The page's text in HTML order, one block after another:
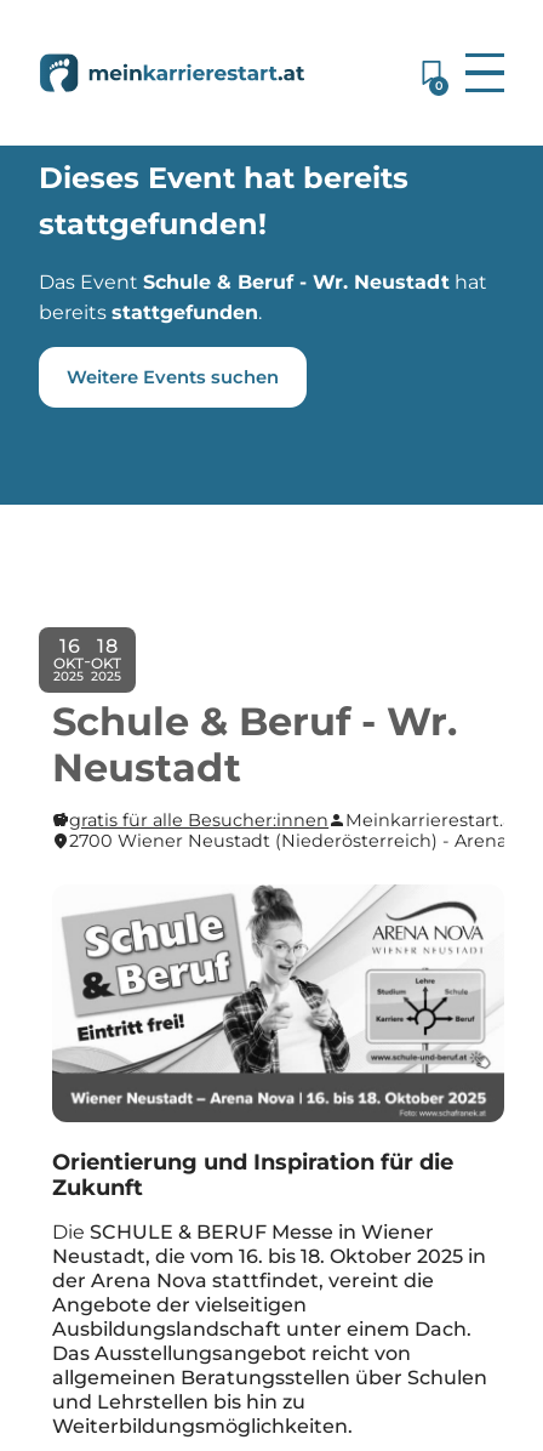
0
Dieses Event hat bereits
stattgefunden!
Das Event Schule & Beruf - Wr. Neustadt hat
bereits stattgefunden.
Weitere Events suchen
16
OKT
2025
-
18
OKT
2025
Schule & Beruf - Wr.
Neustadt
savingsgratis für alle Besucher:innenpersonMeinkarrierestart.at
location_on2700 Wiener Neustadt (Nieder­österreich) - Arena
Orientierung und Inspiration für die
Zukunft
DieSCHULE & BERUF Messe in Wiener
Neustadt, die vom 16. bis 18. Oktober 2025 in
der Arena Nova stattfindet, vereint die
Angebote der vielseitigen
Ausbildungslandschaft unter einem Dach.
Das Ausstellungsangebot reicht von
allgemeinen Beratungsstellen über Schulen
und Lehrstellen bis hin zu
Weiterbildungsmöglichkeiten.